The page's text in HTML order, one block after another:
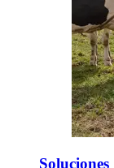
Soluciones